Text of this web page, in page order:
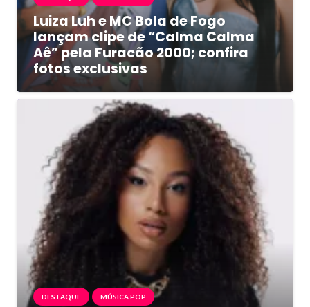
Luiza Luh e MC Bola de Fogo
lançam clipe de “Calma Calma
Aê” pela Furacão 2000; confira
fotos exclusivas
DESTAQUE MÚSICA POP